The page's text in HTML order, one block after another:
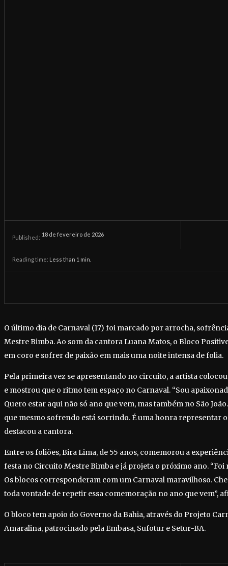
Published: 18 de fevereiro de 2026
Reading time: Less than 1 min.
O último dia de Carnaval (17) foi marcado por arrocha,
Mestre Bimba. Ao som da cantora Luana Matos, o Bloco
em coro e sofrer de paixão em mais uma noite intensa de folia.
Pela primeira vez se apresentando no circuito, a artista
e mostrou que o ritmo tem espaço no Carnaval. “Sou
Quero estar aqui não só ano que vem, mas também no São
que mesmo sofrendo está sorrindo. É uma honra representar
destacou a cantora.
Entre os foliões, Bira Lima, de 55 anos, comemorou a
festa no Circuito Mestre Bimba e já projeta o próximo ano.
Os blocos corresponderam com um Carnaval maravilhoso.
toda vontade de repetir essa comemoração no ano que vem”,
O bloco tem apoio do Governo da Bahia, através do Projeto
Amaralina, patrocinado pela Embasa, Sufotur e Setur-BA.